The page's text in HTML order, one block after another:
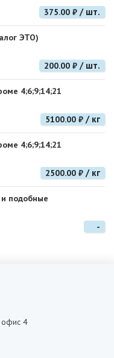
375.00 ₽ / шт.
ЭТО)
200.00 ₽ / шт.
4;6;9;14;21
5100.00 ₽ / кг
4;6;9;14;21
2500.00 ₽ / кг
подобные
-
офис 4